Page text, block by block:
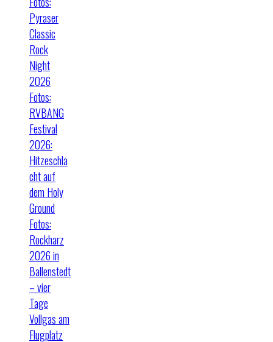
Pyraser
Classic
Rock
Night
2026
Fotos:
RVBANG
Festival
2026:
Hitzeschla
cht auf
dem Holy
Ground
Fotos:
Rockharz
2026 in
Ballenstedt
– vier
Tage
Vollgas am
Flugplatz